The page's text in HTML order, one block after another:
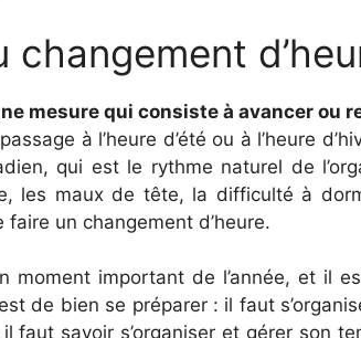
changement
mesure qui consiste à avancer ou
à l’heure d’été ou à l’heure
qui est le rythme naturel de
les maux de tête, la difficulté à
un changement d’heure.
moment important de l’année, et il
de bien se préparer : il faut
faut savoir s’organiser et gérer son